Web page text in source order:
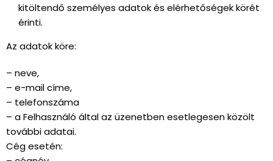
kitöltendő személyes adatok és elérhetőségek körét
érinti.
Az adatok köre:
– neve,
– e-mail címe,
– telefonszáma
– a Felhasználó által az üzenetben esetlegesen közölt
további adatai.
Cég esetén: